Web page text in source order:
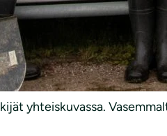
yhteiskuvassa.